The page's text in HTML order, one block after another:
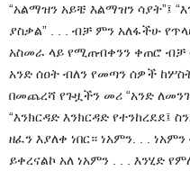
“አልማዝን አይቼ እልማዝን ሳያት”፤
ያስቃል” . . . ብቻ ምን አለፋችሁ
አስመራ ላይ የሚጠብቀንን ቀጠሮ ብቻ
አንድ ሰዐት ብለን የመጣን ሰዎች
በመጨረሻ የጉዟችን መሪ “አንድ
“እንክርዳድ እንክርዳድ የተንከረደደ፤
ዘፈን እያለቀ ነበር። ነአምን. . .
ይቀረናልኮ አለ ነአምን . . . እንሂድ